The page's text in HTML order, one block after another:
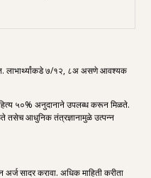
लाभार्थ्यांकडे ७/१२, ८अ असणे आवश्यक
५०% अनुदानाने उपलब्ध करून मिळते.
तसेच आधुनिक तंत्रज्ञानामुळे उत्पन्न
सादर करावा. अधिक माहिती करीता